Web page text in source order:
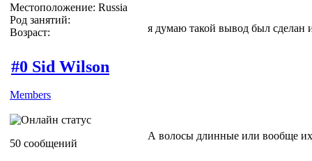
Местоположение: Russia
Род занятий:
Возраст:
я думаю такой вывод был сделан
#0 Sid Wilson
Members
50 сообщений
А волосы длинные или вообще